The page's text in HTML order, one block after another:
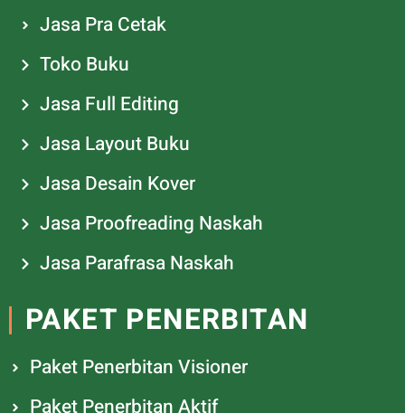
Jasa Pra Cetak
Toko Buku
Jasa Full Editing
Jasa Layout Buku
Jasa Desain Kover
Jasa Proofreading Naskah
Jasa Parafrasa Naskah
PAKET PENERBITAN
Paket Penerbitan Visioner
Paket Penerbitan Aktif